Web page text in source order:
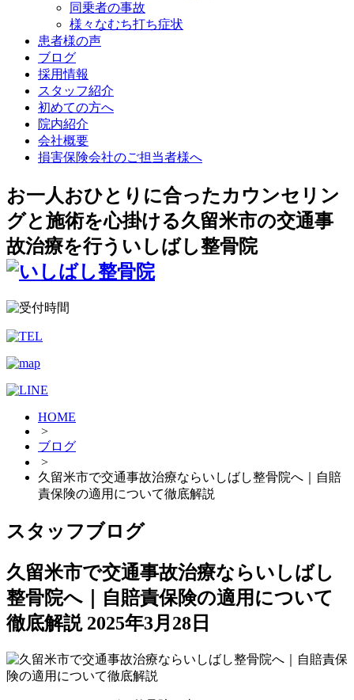
同乗者の事故
様々なむち打ち症状
患者様の声
ブログ
採用情報
スタッフ紹介
初めての方へ
院内紹介
会社概要
損害保険会社のご担当者様へ
お一人おひとりに合ったカウンセリン
グと施術を心掛ける久留米市の交通事
故治療を行ういしばし整骨院
HOME
>
ブログ
>
久留米市で交通事故治療ならいしばし整骨院へ｜自賠
責保険の適用について徹底解説
スタッフブログ
久留米市で交通事故治療ならいしばし
整骨院へ｜自賠責保険の適用について
徹底解説 2025年3月28日